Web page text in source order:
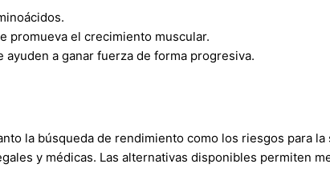
promueva el crecimiento muscular.
a ganar fuerza de forma progresiva.
la búsqueda de rendimiento como los riesgos para
y médicas. Las alternativas disponibles permiten